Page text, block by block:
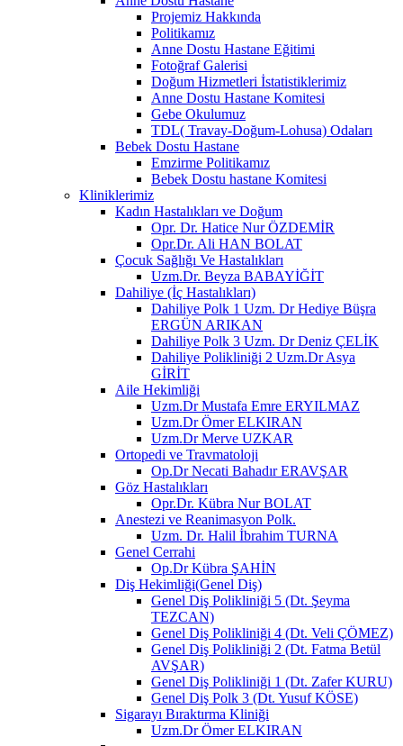
Projemiz Hakkında
Politikamız
Anne Dostu Hastane Eğitimi
Fotoğraf Galerisi
Doğum Hizmetleri İstatistiklerimiz
Anne Dostu Hastane Komitesi
Gebe Okulumuz
TDL( Travay-Doğum-Lohusa) Odaları
Bebek Dostu Hastane
Emzirme Politikamız
Bebek Dostu hastane Komitesi
Kliniklerimiz
Kadın Hastalıkları ve Doğum
Opr. Dr. Hatice Nur ÖZDEMİR
Opr.Dr. Ali HAN BOLAT
Çocuk Sağlığı Ve Hastalıkları
Uzm.Dr. Beyza BABAYİĞİT
Dahiliye (İç Hastalıkları)
Dahiliye Polk 1 Uzm. Dr Hediye Büşra
ERGÜN ARIKAN
Dahiliye Polk 3 Uzm. Dr Deniz ÇELİK
Dahiliye Polikliniği 2 Uzm.Dr Asya
GİRİT
Aile Hekimliği
Uzm.Dr Mustafa Emre ERYILMAZ
Uzm.Dr Ömer ELKIRAN
Uzm.Dr Merve UZKAR
Ortopedi ve Travmatoloji
Op.Dr Necati Bahadır ERAVŞAR
Göz Hastalıkları
Opr.Dr. Kübra Nur BOLAT
Anestezi ve Reanimasyon Polk.
Uzm. Dr. Halil İbrahim TURNA
Genel Cerrahi
Op.Dr Kübra ŞAHİN
Diş Hekimliği(Genel Diş)
Genel Diş Polikliniği 5 (Dt. Şeyma
TEZCAN)
Genel Diş Polikliniği 4 (Dt. Veli ÇÖMEZ)
Genel Diş Polikliniği 2 (Dt. Fatma Betül
AVŞAR)
Genel Diş Polikliniği 1 (Dt. Zafer KURU)
Genel Diş Polk 3 (Dt. Yusuf KÖSE)
Sigarayı Bıraktırma Kliniği
Uzm.Dr Ömer ELKIRAN